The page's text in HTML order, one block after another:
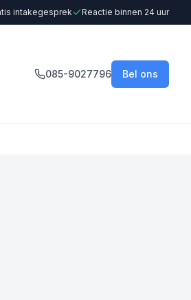
intakegesprek Reactie binnen 24 uur
085-9027796 Bel ons